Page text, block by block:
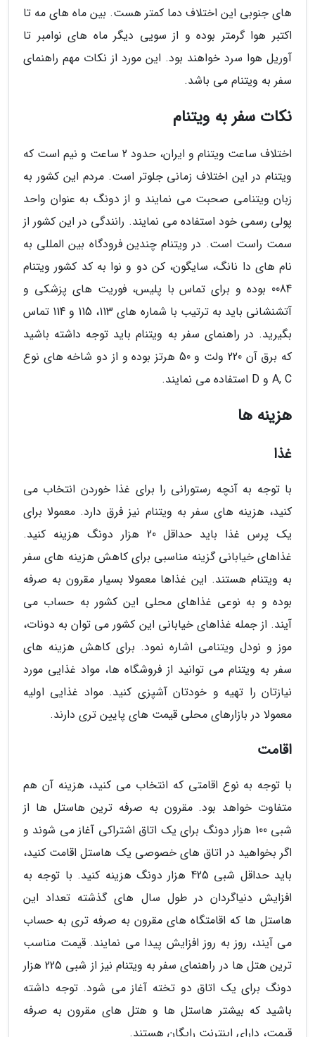
های جنوبی این اختلاف دما کمتر هست. بین ماه های مه تا
اکتبر هوا گرمتر بوده و از سویی دیگر ماه های نوامبر تا
آوریل هوا سرد خواهند بود. این مورد از نکات مهم راهنمای
سفر به ویتنام می باشد.
نکات سفر به ویتنام
اختلاف ساعت ویتنام و ایران، حدود 2 ساعت و نیم است که
ویتنام در این اختلاف زمانی جلوتر است. مردم این کشور به
زبان ویتنامی صحبت می نمایند و از دونگ به عنوان واحد
پولی رسمی خود استفاده می نمایند. رانندگی در این کشور از
سمت راست است. در ویتنام چندین فرودگاه بین المللی به
نام های دا نانگ، سایگون، کن دو و نوا به کد کشور ویتنام
0084 بوده و برای تماس با پلیس، فوریت های پزشکی و
آتشنشانی باید به ترتیب با شماره های 113، 115 و 114 تماس
بگیرید. در راهنمای سفر به ویتنام باید توجه داشته باشید
که برق آن 220 ولت و 50 هرتز بوده و از دو شاخه های نوع
A, C و D استفاده می نمایند.
هزینه ها
غذا
با توجه به آنچه رستورانی را برای غذا خوردن انتخاب می
کنید، هزینه های سفر به ویتنام نیز فرق دارد. معمولا برای
یک پرس غذا باید حداقل 20 هزار دونگ هزینه کنید.
غذاهای خیابانی گزینه مناسبی برای کاهش هزینه های سفر
به ویتنام هستند. این غذاها معمولا بسیار مقرون به صرفه
بوده و به نوعی غذاهای محلی این کشور به حساب می
آیند. از جمله غذاهای خیابانی این کشور می توان به دونات،
موز و نودل ویتنامی اشاره نمود. برای کاهش هزینه های
سفر به ویتنام می توانید از فروشگاه ها، مواد غذایی مورد
نیازتان را تهیه و خودتان آشپزی کنید. مواد غذایی اولیه
معمولا در بازارهای محلی قیمت های پایین تری دارند.
اقامت
با توجه به نوع اقامتی که انتخاب می کنید، هزینه آن هم
متفاوت خواهد بود. مقرون به صرفه ترین هاستل ها از
شبی 100 هزار دونگ برای یک اتاق اشتراکی آغاز می شوند و
اگر بخواهید در اتاق های خصوصی یک هاستل اقامت کنید،
باید حداقل شبی 425 هزار دونگ هزینه کنید. با توجه به
افزایش دنیاگردان در طول سال های گذشته تعداد این
هاستل ها که اقامتگاه های مقرون به صرفه تری به حساب
می آیند، روز به روز افزایش پیدا می نمایند. قیمت مناسب
ترین هتل ها در راهنمای سفر به ویتنام نیز از شبی 225 هزار
دونگ برای یک اتاق دو تخته آغاز می شود. توجه داشته
باشید که بیشتر هاستل ها و هتل های مقرون به صرفه
قیمت، دارای اینترنت رایگان هستند.